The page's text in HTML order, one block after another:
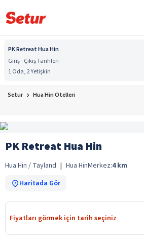
PK Retreat Hua Hin
Giriş - Çıkış Tarihleri
1 Oda, 2 Yetişkin
Setur Hua Hin Otelleri
PK Retreat Hua Hin
Hua Hin / Tayland | Hua HinMerkez:4 km
Haritada Gör
Fiyatları görmek için tarih seçiniz